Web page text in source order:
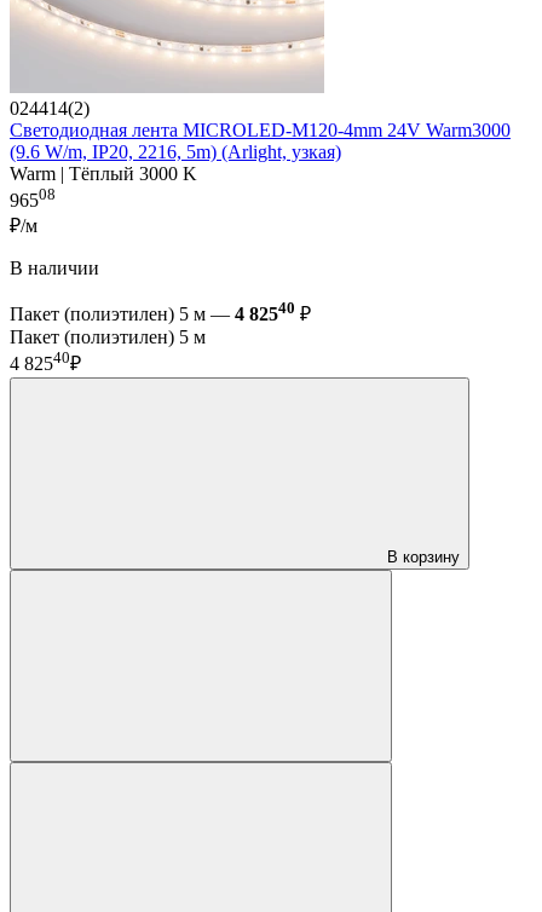
024414(2)
Светодиодная лента MICROLED-M120-4mm 24V Warm3000
(9.6 W/m, IP20, 2216, 5m) (Arlight, узкая)
Warm | Тёплый 3000 K
96508
₽/м
В наличии
Пакет (полиэтилен) 5 м — 4 82540 ₽
Пакет (полиэтилен) 5 м
4 82540₽
В корзину